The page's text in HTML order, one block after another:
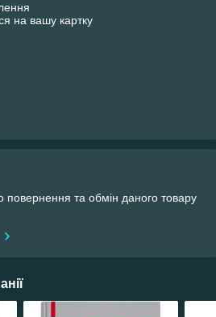
на вашу картку
та обмін даного товару